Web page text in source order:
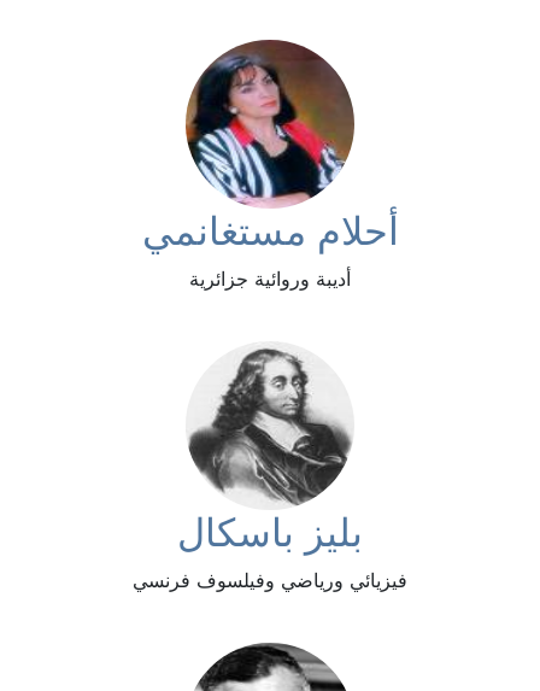
أحلام مستغانمي
أديبة وروائية جزائرية
بليز باسكال
فيزيائي ورياضي وفيلسوف فرنسي